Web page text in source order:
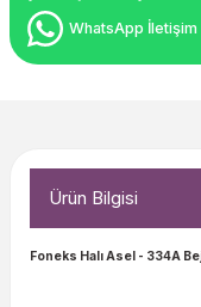
WhatsApp İletişim
Ürün Bilgisi
Foneks Halı Asel - 334A